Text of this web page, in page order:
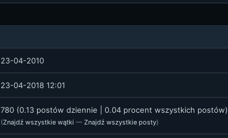
23-04-2010
23-04-2018 12:01
780 (0.13 postów dziennie | 0.04 procent wszystkich postów)
(Znajdź wszystkie wątki — Znajdź wszystkie posty)